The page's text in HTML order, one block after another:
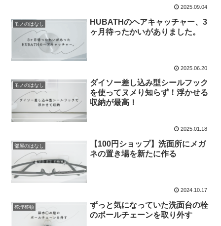
2025.09.04
モノのはなし
HUBATHのヘアキャッチャー、3
ヶ月待ったかいがありました。
2025.06.20
モノのはなし
ダイソー差し込み型シールフック
を使ってヌメり知らず！浮かせる
収納が最高！
2025.01.18
部屋のはなし
【100円ショップ】洗面所にメガ
ネの置き場を新たに作る
2024.10.17
整理整頓
ずっと気になっていた洗面台の栓
のボールチェーンを取り外す